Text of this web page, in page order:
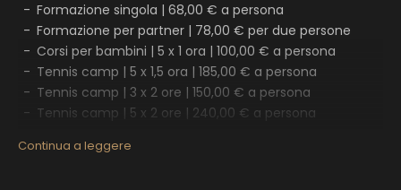
Formazione singola | 68,00 € a persona
Formazione per partner | 78,00 € per due persone
Corsi per bambini | 5 x 1 ora | 100,00 € a persona
Tennis camp | 5 x 1,5 ora | 185,00 € a persona
Tennis camp | 3 x 2 ore | 150,00 € a persona
Tennis camp | 5 x 2 ore | 240,00 € a persona
I camp del nostro hotel per il tennis sul Lago di Garda si
Continua a leggere